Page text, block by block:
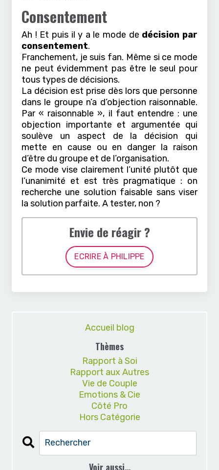
Consentement
Ah ! Et puis il y a le mode de décision par
consentement.
Franchement, je suis fan. Même si ce mode
ne peut évidemment pas être le seul pour
tous types de décisions.
La décision est prise dès lors que personne
dans le groupe n’a d’objection raisonnable.
Par « raisonnable », il faut entendre : une
objection importante et argumentée qui
soulève un aspect de la décision qui
mette en cause ou en danger la raison
d’être du groupe et de l’organisation.
Ce mode vise clairement l’unité plutôt que
l’unanimité et est très pragmatique : on
recherche une solution faisable sans viser
la solution parfaite. A tester, non ?
Envie de réagir ?
ECRIRE À PHILIPPE
Accueil blog
Thèmes
Rapport à Soi
Rapport aux Autres
Vie de Couple
Emotions & Cie
Côté Pro
Hors Catégorie
Voir aussi…